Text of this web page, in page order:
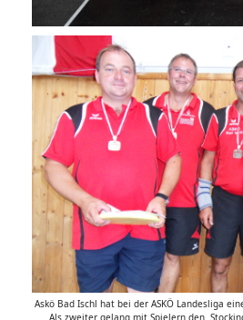
Askö Bad Ischl hat bei der ASKÖ Landesliga